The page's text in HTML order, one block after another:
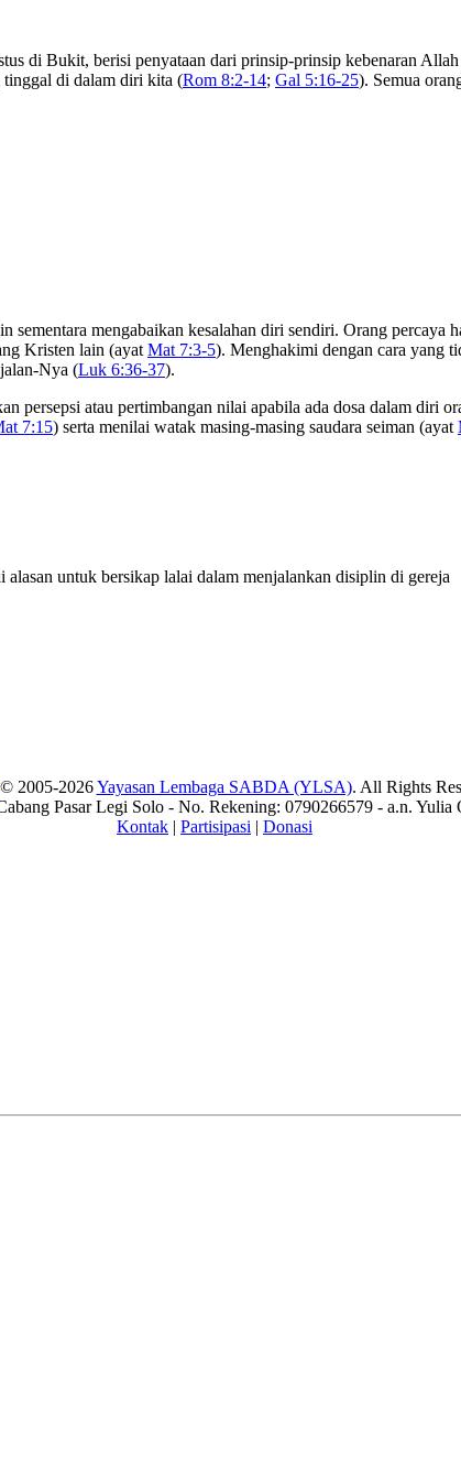
di Bukit, berisi penyataan dari prinsip-prinsip kebenaran
tinggal di dalam diri kita (Rom 8:2-14; Gal 5:16-25). Semua
sementara mengabaikan kesalahan diri sendiri. Orang
Kristen lain (ayat Mat 7:3-5). Menghakimi dengan cara yang
Nya (Luk 6:36-37).
persepsi atau pertimbangan nilai apabila ada dosa dalam diri
7:15) serta menilai watak masing-masing saudara seiman (ayat
untuk bersikap lalai dalam menjalankan disiplin di gereja
2005-2026Yayasan Lembaga SABDA (YLSA). All Rights
Pasar Legi Solo - No. Rekening: 0790266579 - a.n. Yulia
Kontak | Partisipasi | Donasi